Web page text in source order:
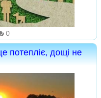
0
потепліє, дощі не